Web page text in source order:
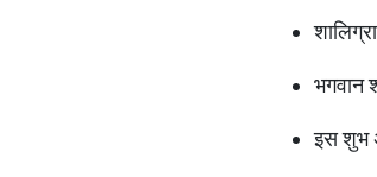
भगवान
इस शुभ